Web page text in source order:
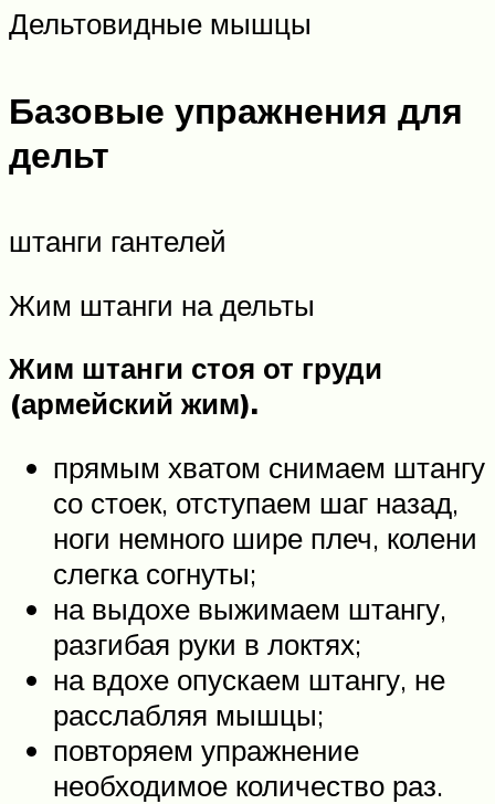
Дельтовидные мышцы
Базовые упражнения для
дельт
штанги гантелей
Жим штанги на дельты
Жим штанги стоя от груди
(армейский жим).
прямым хватом снимаем штангу
со стоек, отступаем шаг назад,
ноги немного шире плеч, колени
слегка согнуты;
на выдохе выжимаем штангу,
разгибая руки в локтях;
на вдохе опускаем штангу, не
расслабляя мышцы;
повторяем упражнение
необходимое количество раз.